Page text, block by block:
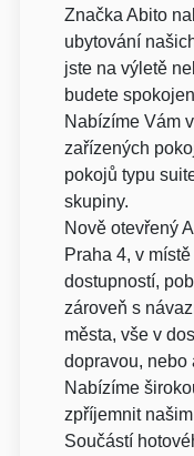
Značka Abito
ubytování
jste na výletě
budete
Nabízíme Vám
zařízených
pokojů typu
skupiny.
Nově otevřený
Praha 4, v
dostupností,
zároveň s
města, vše v
dopravou, nebo
Nabízíme
zpříjemnit
Součástí